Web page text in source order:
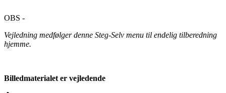
OBS -
Vejledning medfølger denne Steg-Selv menu til endelig tilberedning
hjemme.
Billedmaterialet er vejledende